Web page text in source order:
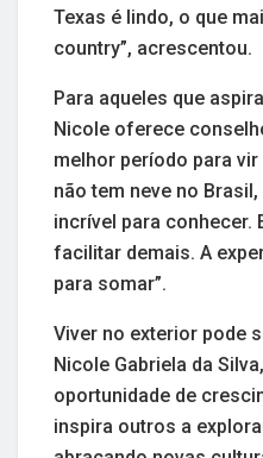
Texas é lindo, o que
country”, acrescentou.
Para aqueles que
Nicole oferece
melhor período para
não tem neve no
incrível para conhecer.
facilitar demais. A
para somar”.
Viver no exterior pode
Nicole Gabriela da
oportunidade de
inspira outros a